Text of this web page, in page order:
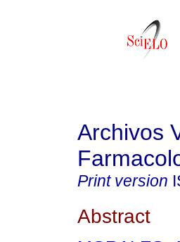
Archivos
Print version
Abstract